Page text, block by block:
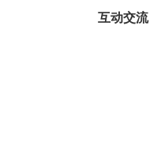
互动交流